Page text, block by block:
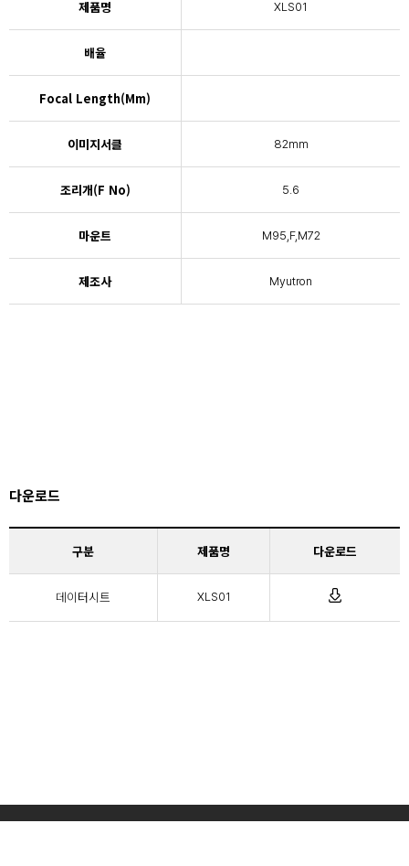
제품명 XLS01
배율
Focal Length(mm)
이미지서클 82mm
조리개(F No) 5.6
마운트 M95,F,M72
제조사 Myutron
다운로드
구분 제품명 다운로드
데이터시트 XLS01